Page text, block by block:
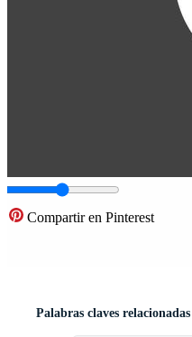
Compartir en Pinterest
Palabras claves relacionadas